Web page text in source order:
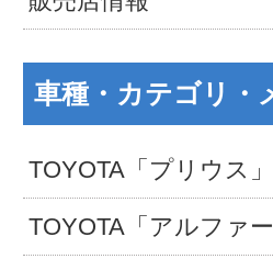
車種・カテゴリ・
TOYOTA「プリウス
TOYOTA「アルファ